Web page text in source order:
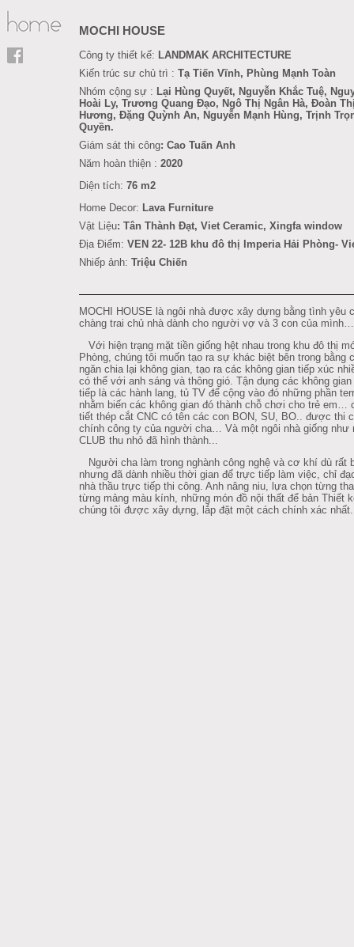
MOCHI HOUSE
Công ty thiết kế: LANDMAK ARCHITECTURE
Kiến trúc sư chủ trì : Tạ Tiến Vĩnh, Phùng Mạnh Toàn
Nhóm cộng sự : Lại Hùng Quyết, Nguyễn Khắc Tuệ,
Hoài Ly, Trương Quang Đạo, Ngô Thị Ngân Hà, Đoàn
Hương, Đặng Quỳnh An, Nguyễn Mạnh Hùng, Trịnh
Quyền.
Giám sát thi công: Cao Tuấn Anh
Năm hoàn thiện : 2020
Diện tích: 76 m2
Home Decor: Lava Furniture
Vật Liệu: Tân Thành Đạt, Viet Ceramic, Xingfa window
Địa Điểm: VEN 22- 12B khu đô thị Imperia Hải Phòng-
Nhiếp ảnh: Triệu Chiến
MOCHI HOUSE là ngôi nhà được xây dựng bằng tình yêu
chàng trai chủ nhà dành cho người vợ và 3 con của mình…
Với hiện trạng mặt tiền giống hệt nhau trong khu đô thị
Phòng, chúng tôi muốn tạo ra sự khác biệt bên trong bằng
ngăn chia lại không gian, tạo ra các không gian tiếp xúc
có thể với anh sáng và thông gió. Tận dụng các không
tiếp là các hành lang, tủ TV để cộng vào đó những phần
nhằm biến các không gian đó thành chỗ chơi cho trẻ em…
tiết thép cắt CNC có tên các con BON, SU, BO.. được thi
chính công ty của người cha… Và một ngôi nhà giống
CLUB thu nhỏ đã hình thành...
Người cha làm trong nghành công nghệ và cơ khí dù rất
nhưng đã dành nhiều thời gian để trực tiếp làm việc, chỉ
nhà thầu trực tiếp thi công. Anh nâng niu, lựa chọn từng
từng mảng màu kính, những món đồ nội thất để bản Thiết
chúng tôi được xây dựng, lắp đặt một cách chính xác nhất.